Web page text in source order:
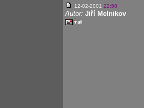
12-02-2001 22:58
Autor: Jiří Melnikov